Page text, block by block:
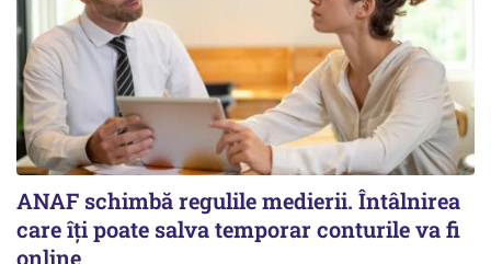
ANAF schimbă regulile medierii. Întâlnirea
care îți poate salva temporar conturile va fi
online